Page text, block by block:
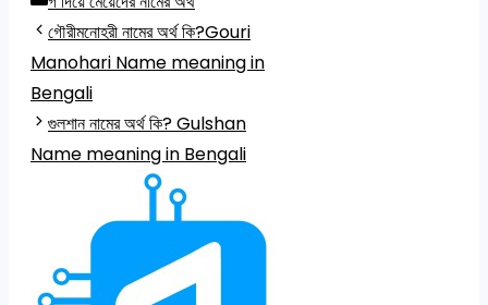
গৌরীমনোহরী নামের অর্থ কি?Gouri
Manohari Name meaning in
Bengali
গুলশান নামের অর্থ কি? Gulshan
Name meaning in Bengali